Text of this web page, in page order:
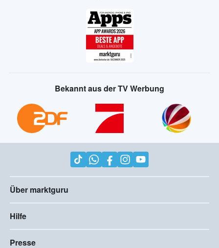
Bekannt aus der TV Werbung
Über marktguru
Hilfe
Presse